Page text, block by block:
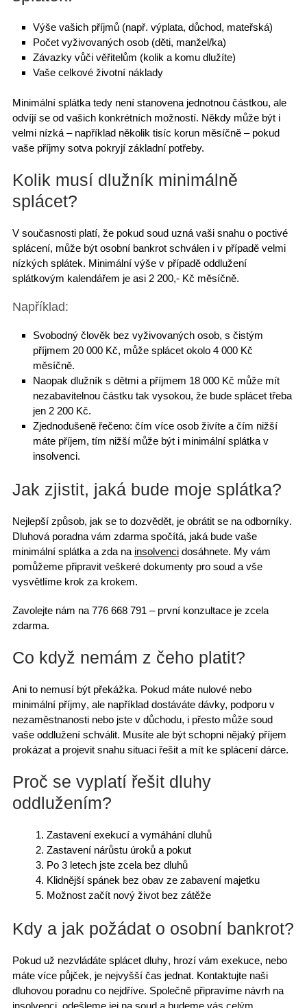
Výše vašich příjmů(např. výplata, důchod, mateřská)
Počet vyživovaných osob (děti, manžel/ka)
Závazky vůči věřitelům (kolik a komu dlužíte)
Vaše celkové životní náklady
Minimální splátka tedy není stanovenajednotnou částkou, ale
odvíjí se od vašich konkrétních možností. Někdy může být i
velmi nízká – například několik tisíc korun měsíčně – pokud
vaše příjmy sotva pokryjí základní potřeby.
Kolik musí dlužník minimálně
splácet?
V současnosti platí, že pokud soud uzná vaši snahu o poctivé
splácení, může být osobní bankrot schválen i v případě velmi
nízkých splátek. Minimální výše v případě oddlužení
splátkovým kalendářem je asi 2 200,- Kč měsíčně.
Například:
Svobodný člověk bez vyživovaných osob, s čistým
příjmem 20 000 Kč, může splácet okolo 4 000 Kč
měsíčně.
Naopak dlužník s dětmi a příjmem 18 000 Kč může mít
nezabavitelnou částku tak vysokou, že bude splácet třeba
jen 2 200 Kč.
Zjednodušeně řečeno: čím více osob živíte a čím nižší
máte příjem, tím nižší může být i minimální splátka v
insolvenci.
Jak zjistit, jaká bude moje splátka?
Nejlepší způsob, jak se to dozvědět, je obrátit se na odborníky.
Dluhová poradna vám zdarma spočítá, jaká bude vaše
minimální splátkaa zda na insolvencidosáhnete. My vám
pomůžeme připravit veškeré dokumenty pro soud a vše
vysvětlíme krok za krokem.
Zavolejte nám na 776 668 791 – první konzultace je zcela
zdarma.
Co když nemám z čeho platit?
Ani to nemusí být překážka. Pokud máte nulové nebo
minimální příjmy, ale například dostáváte dávky, podporu v
nezaměstnanosti nebo jste v důchodu, i přesto může soud
vaše oddlužení schválit. Musíte ale být schopni nějaký příjem
prokázat a projevit snahu situaci řešita mít ke splácení dárce.
Proč se vyplatí řešit dluhy
oddlužením?
Zastavení exekucí a vymáhání dluhů
Zastavení nárůstu úroků a pokut
Po 3 letechjste zcela bez dluhů
Klidnější spánek bez obav ze zabavení majetku
Možnost začít nový život bez zátěže
Kdy a jak požádat o osobní bankrot?
Pokud už nezvládáte splácet dluhy, hrozí vám exekuce, nebo
máte více půjček, je nejvyšší čas jednat. Kontaktujte naši
dluhovou poradnuco nejdříve. Společně připravíme návrh na
insolvenci, odešleme jej na soud a budeme vás celým